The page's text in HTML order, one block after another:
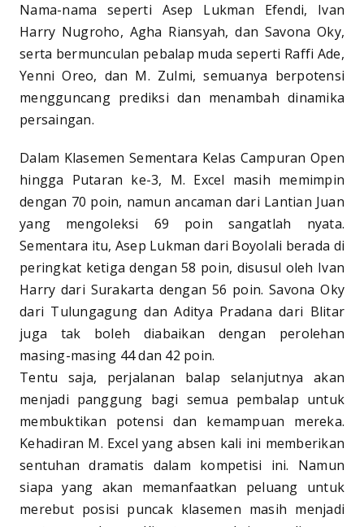
Nama-nama seperti Asep Lukman Efendi, Ivan
Harry Nugroho, Agha Riansyah, dan Savona Oky,
serta bermunculan pebalap muda seperti Raffi Ade,
Yenni Oreo, dan M. Zulmi, semuanya berpotensi
mengguncang prediksi dan menambah dinamika
persaingan.
Dalam Klasemen Sementara Kelas Campuran Open
hingga Putaran ke-3, M. Excel masih memimpin
dengan 70 poin, namun ancaman dari Lantian Juan
yang mengoleksi 69 poin sangatlah nyata.
Sementara itu, Asep Lukman dari Boyolali berada di
peringkat ketiga dengan 58 poin, disusul oleh Ivan
Harry dari Surakarta dengan 56 poin. Savona Oky
dari Tulungagung dan Aditya Pradana dari Blitar
juga tak boleh diabaikan dengan perolehan
masing-masing 44 dan 42 poin.
Tentu saja, perjalanan balap selanjutnya akan
menjadi panggung bagi semua pembalap untuk
membuktikan potensi dan kemampuan mereka.
Kehadiran M. Excel yang absen kali ini memberikan
sentuhan dramatis dalam kompetisi ini. Namun
siapa yang akan memanfaatkan peluang untuk
merebut posisi puncak klasemen masih menjadi